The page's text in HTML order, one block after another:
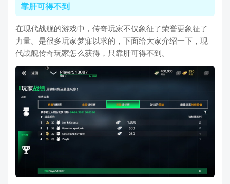
靠肝可得不到
在现代战舰的游戏中，传奇玩家不仅象征了荣誉更象征了
力量。是很多玩家梦寐以求的，下面给大家介绍一下，现
代战舰传奇玩家怎么获得，只靠肝可得不到。